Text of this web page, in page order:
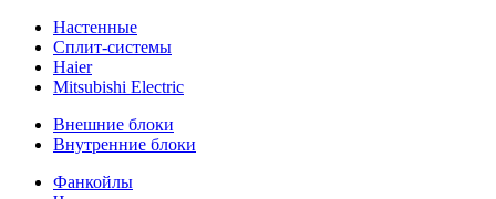
Настенные
Сплит-системы
Haier
Mitsubishi Electric
Внешние блоки
Внутренние блоки
Фанкойлы